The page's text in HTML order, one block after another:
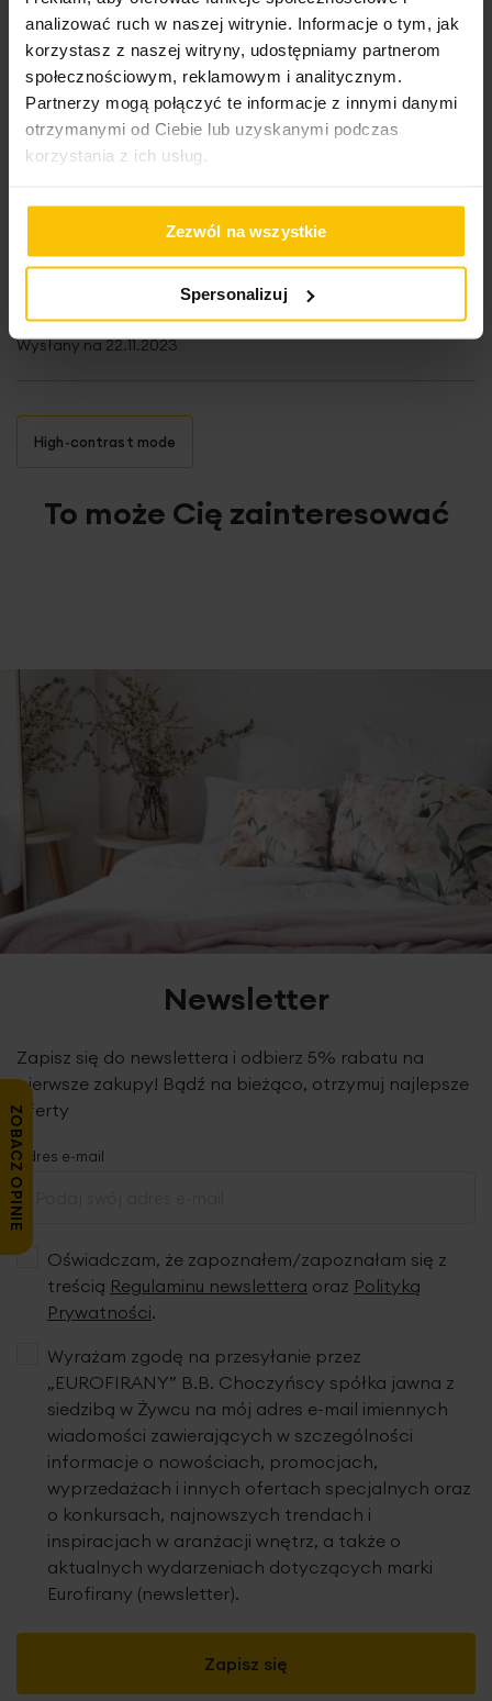
analizować ruch w naszej witrynie. Informacje o tym, jak
korzystasz z naszej witryny, udostępniamy partnerom
społecznościowym, reklamowym i analitycznym.
Partnerzy mogą połączyć te informacje z innymi danymi
otrzymanymi od Ciebie lub uzyskanymi podczas
korzystania z ich usług.
Zezwól na wszystkie
Spersonalizuj
do listy życzeń
Dodaj do koszyka Dodaj do listy życzeń
Dodaj do koszyka
Wysłany na22.11.2023
High-contrast mode
To może Cię zainteresować
Newsletter
Zapisz się do newslettera i odbierz 5% rabatu na
pierwsze zakupy! Bądź na bieżąco, otrzymuj najlepsze
oferty
Adres e-mail
Oświadczam, że zapoznałem/zapoznałam się z
treścią Regulaminu newslettera oraz Polityką
Prywatności.
Zapisz się
Wyrażam zgodę na przesyłanie przez
„EUROFIRANY” B.B. Choczyńscy spółka jawna z
siedzibą w Żywcu na mój adres e-mail imiennych
wiadomości zawierających w szczególności
informacje o nowościach, promocjach,
wyprzedażach i innych ofertach specjalnych oraz
o konkursach, najnowszych trendach i
inspiracjach w aranżacji wnętrz, a także o
aktualnych wydarzeniach dotyczących marki
Eurofirany (newsletter).
ZOBACZ OPINIE